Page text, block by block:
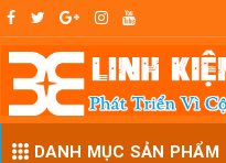
DANH MỤC SẢN PHẨM